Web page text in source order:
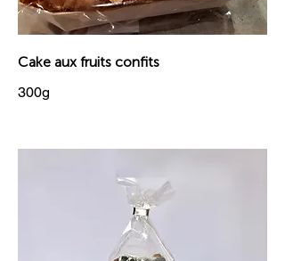
Cake aux fruits confits
300g